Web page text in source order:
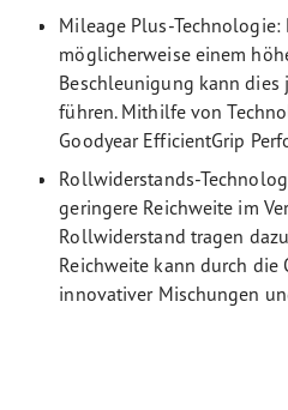
Mileage Plus-Technologie:
möglicherweise einem
Beschleunigung kann dies
führen. Mithilfe von
Goodyear EfficientGrip
Rollwiderstands-
geringere Reichweite im
Rollwiderstand tragen
Reichweite kann durch
innovativer Mischungen